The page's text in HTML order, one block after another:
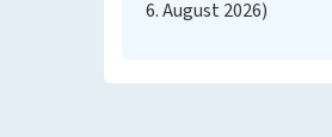
6. August 2026)